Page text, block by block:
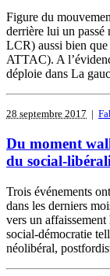
Figure du
derrière lui un passé
LCR) aussi bien
ATTAC). A
déploie dans La
28 septembre 2017 |
Du moment
du social-
Trois événements
dans les derniers
vers un
social-démocratie
néolibéral,